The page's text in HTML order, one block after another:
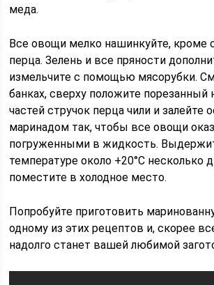
меда.
Все овощи мелко нашинкуйте, кроме
перца. Зелень и все пряности
измельчите с помощью мясорубки.
банках, сверху положите порезанный
частей стручок перца чили и
маринадом так, чтобы все овощи
погруженными в жидкость.
температуре около +20°С несколько
поместите в холодное место.
Попробуйте приготовить
одному из этих рецептов и, скорее
надолго станет вашей любимой